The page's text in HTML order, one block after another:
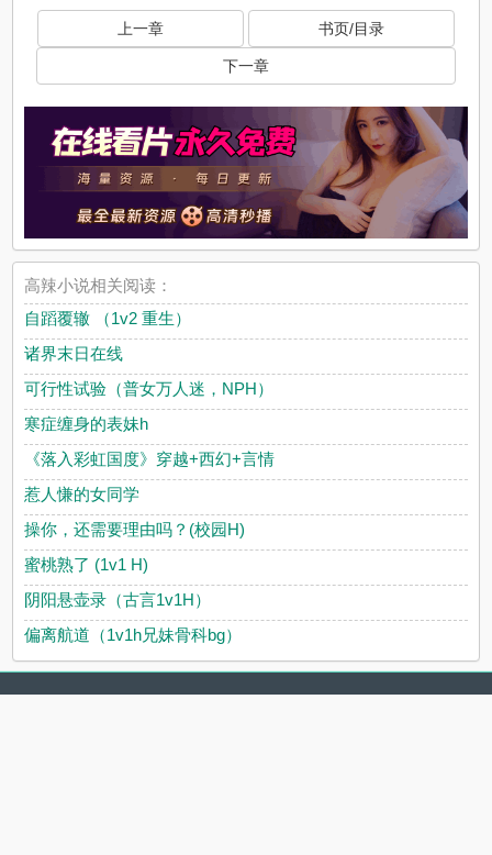
上一章 书页/目录
下一章
高辣小说相关阅读：
自蹈覆辙 （1v2 重生）
诸界末日在线
可行性试验（普女万人迷，NPH）
寒症缠身的表妹h
《落入彩虹国度》穿越+西幻+言情
惹人慊的女同学
操你，还需要理由吗？(校园H)
蜜桃熟了 (1v1 H)
阴阳悬壶录（古言1v1H）
偏离航道（1v1h兄妹骨科bg）